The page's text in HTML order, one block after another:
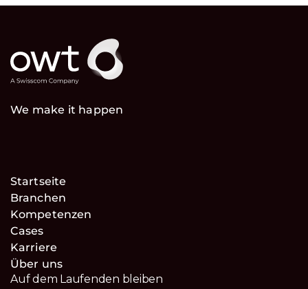
We make it happen
Startseite
Branchen
Kompetenzen
Cases
Karriere
Über uns
Auf dem Laufenden bleiben